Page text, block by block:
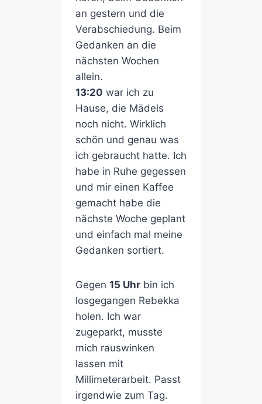
an gestern und die
Verabschiedung. Beim
Gedanken an die
nächsten Wochen
allein.
13:20 war ich zu
Hause, die Mädels
noch nicht. Wirklich
schön und genau was
ich gebraucht hatte. Ich
habe in Ruhe gegessen
und mir einen Kaffee
gemacht habe die
nächste Woche geplant
und einfach mal meine
Gedanken sortiert.
Gegen 15 Uhrbin ich
losgegangen Rebekka
holen. Ich war
zugeparkt, musste
mich rauswinken
lassen mit
Millimeterarbeit. Passt
irgendwie zum Tag.